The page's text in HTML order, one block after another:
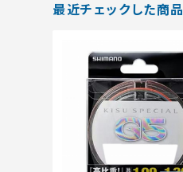
最近チェックした商品